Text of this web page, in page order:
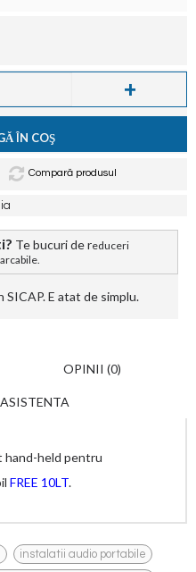
+
ÎN COŞ
Compară produsul
Te bucuri de reduceri
E atat de simplu.
OPINII (0)
hand-held pentru
FREE 10LT.
instalatii audio portabile